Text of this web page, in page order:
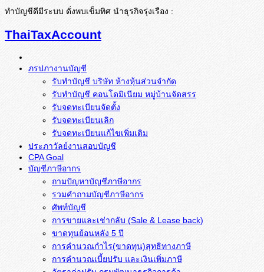
ทำบัญชีดีมีระบบ ดั่งพบเข็มทิศ นำธุรกิจรุ่งเรือง :
ThaiTaxAccount
ภรปภางานบัญชี
รับทำบัญชี บริษัท ห้างหุ้นส่วนจำกัด
รับทำบัญชี คอนโดมิเนียม หมู่บ้านจัดสรร
รับจดทะเบียนจัดตั้ง
รับจดทะเบียนเลิก
รับจดทะเบียนแก้ไขเพิ่มเติม
ประภาวัลย์งานสอบบัญชี
CPA Goal
บัญชีภาษีอากร
ถามปัญหาบัญชีภาษีอากร
รวมคำถามบัญชีภาษีอากร
ศัพท์บัญชี
การขายและเช่ากลับ (Sale & Lease back)
ขาดทุนย้อนหลัง 5 ปี
การคำนวณกำไร(ขาดทุน)สุทธิทางภาษี
การคำนวณเบี้ยปรับ และเงินเพิ่มภาษี